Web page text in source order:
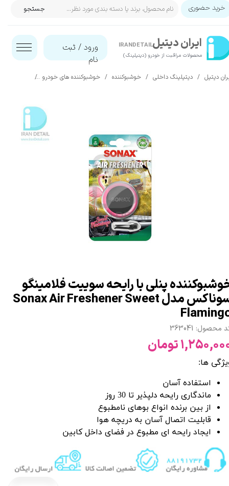
ایران‌ دیتیل
محصولات مراقبت از خودرو (دیتیلینگ)​​​​​​​
IRANDETAIL ورود / ثبت
نام
حساب کاربری من
تغییر گذر واژه
جستجو خرید حضوری
دیتیل دیتیلینگ داخلی خوشبوکننده خوشبوکننده های خودرو
پنلی با رایحه سوییت فلامینگو
سوناكس مدل Sonax Air Freshener Sweet
محصول: 363041
تومان
ها:
استفاده آسان
ماندگاری رایحه دلپذیر تا 30 روز
از بین برنده انواع بوهای نامطبوع
قابلیت اتصال آسان به دریچه هوا
ایجاد رایحه ای مطبوع در فضای داخل کابین